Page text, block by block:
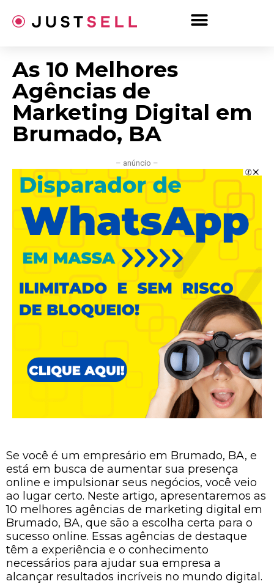
para
As 10 Melhores
Agências de
Marketing Digital em
Brumado, BA
– anúncio –
Se você é um empresário em Brumado, BA, e
está em busca de aumentar sua presença
online e impulsionar seus negócios, você veio
ao lugar certo. Neste artigo, apresentaremos as
10 melhores agências de marketing digital em
Brumado, BA, que são a escolha certa para o
sucesso online. Essas agências de destaque
têm a experiência e o conhecimento
necessários para ajudar sua empresa a
alcançar resultados incríveis no mundo digital.